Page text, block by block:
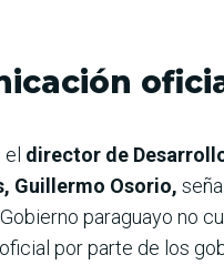
el director de
Guillermo Osorio,
paraguayo no
por parte de los